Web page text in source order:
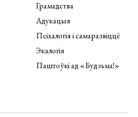
Грамадства
Адукацыя
Псіхалогія і самаразвіццё
Экалогія
Паштоўкі ад «Будзьма!»